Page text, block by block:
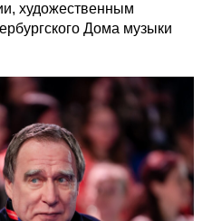
художественным
Дома музыки